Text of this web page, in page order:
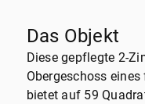
Das Objekt
Diese gepflegte 2-
Obergeschoss
bietet auf 59